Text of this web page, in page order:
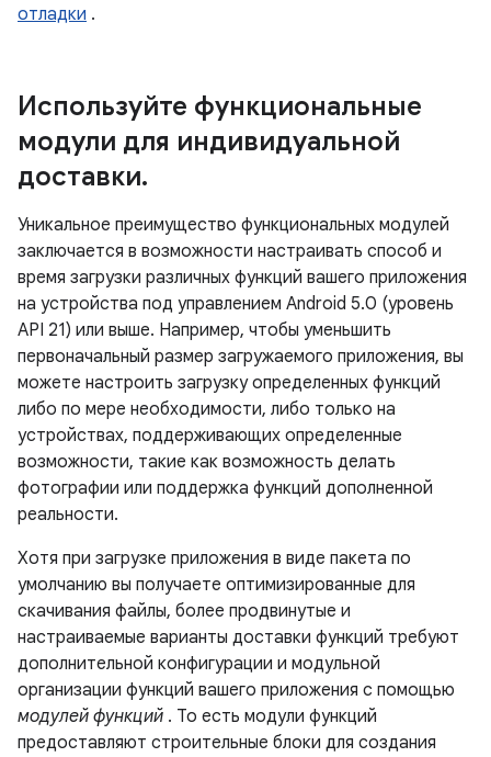
отладки .
Используйте функциональные
модули для индивидуальной
доставки.
Уникальное преимущество функциональных модулей
заключается в возможности настраивать способ и
время загрузки различных функций вашего приложения
на устройства под управлением Android 5.0 (уровень
API 21) или выше. Например, чтобы уменьшить
первоначальный размер загружаемого приложения, вы
можете настроить загрузку определенных функций
либо по мере необходимости, либо только на
устройствах, поддерживающих определенные
возможности, такие как возможность делать
фотографии или поддержка функций дополненной
реальности.
Хотя при загрузке приложения в виде пакета по
умолчанию вы получаете оптимизированные для
скачивания файлы, более продвинутые и
настраиваемые варианты доставки функций требуют
дополнительной конфигурации и модульной
организации функций вашего приложения с помощью
модулей функций . То есть модули функций
предоставляют строительные блоки для создания